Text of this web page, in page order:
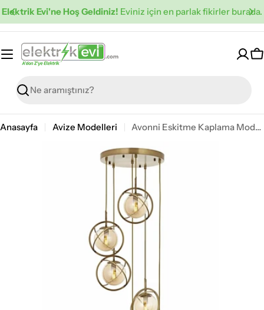
İçeriğe
Elektrik Evi'ne Hoş Geldiniz! Eviniz için en parlak fikirler burada.
Ara
Anasayfa Avize Modelleri Avonni Eskitme Kaplama Modern Avize AVONNI AV-1850-6ET
0 pencerede aç